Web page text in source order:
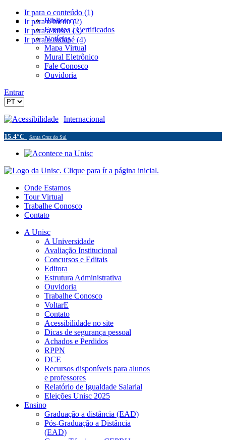
Ir para o conteúdo (1)
Ir para o menu (2)
Ir para a busca (3)
Ir para o rodapé (4)
Biblioteca
Eventos / Certificados
Notícias
Mapa Virtual
Mural Eletrônico
Fale Conosco
Ouvidoria
Entrar
Acessibilidade Internacional
15.4°C Santa Cruz do Sul
Onde Estamos
Tour Virtual
Trabalhe Conosco
Contato
A Unisc
A Universidade
Avaliação Institucional
Concursos e Editais
Editora
Estrutura Administrativa
Ouvidoria
Trabalhe Conosco
VoltarE
Contato
Acessibilidade no site
Dicas de segurança pessoal
Achados e Perdidos
RPPN
DCE
Recursos disponíveis para alunos
e professores
Relatório de Igualdade Salarial
Eleições Unisc 2025
Ensino
Graduação a distância (EAD)
Pós-Graduação a Distância
(EAD)